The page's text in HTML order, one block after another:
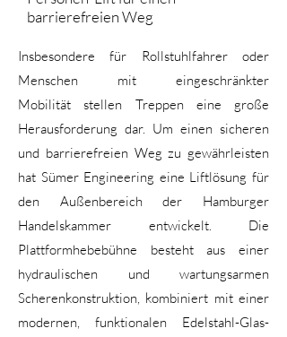
barrierefreien Weg
Insbesondere für Rollstuhlfahrer oder
Menschen mit eingeschränkter
Mobilität stellen Treppen eine große
Herausforderung dar. Um einen sicheren
und barrierefreien Weg zu gewährleisten
hat Sümer Engineering eine Liftlösung für
den Außenbereich der Hamburger
Handelskammer entwickelt. Die
Plattformhebebühne besteht aus einer
hydraulischen und wartungsarmen
Scherenkonstruktion, kombiniert mit einer
modernen, funktionalen Edelstahl-Glas-